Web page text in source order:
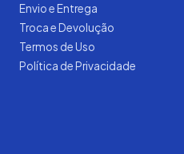
Envio e Entrega
Troca e Devolução
Termos de Uso
Política de Privacidade